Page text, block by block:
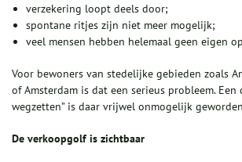
verzekering loopt deels door;
spontane ritjes zijn niet meer mogelijk;
veel mensen hebben helemaal geen eigen
Voor bewoners van stedelijke gebieden zoals
of Amsterdam is dat een serieus probleem. Een
wegzetten” is daar vrijwel onmogelijk
De verkoopgolf is zichtbaar